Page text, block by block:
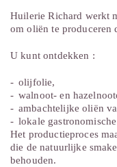
Huilerie Richard werkt
om oliën te produceren
U kunt ontdekken :
olijfolie,
walnoot- en
ambachtelijke oliën
lokale
Het productieproces
die de natuurlijke
behouden.